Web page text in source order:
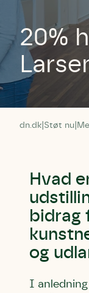
20%
dn.dk Støt nu
Hvad
bidrag
og
I